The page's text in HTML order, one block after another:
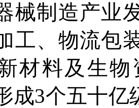
械制造产业
工、物流包
材料及生
成3个五十亿